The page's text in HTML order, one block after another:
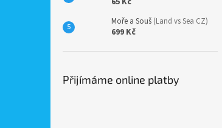
Moře a Souš (Land vs Sea CZ)
699 Kč
Přijímáme online platby